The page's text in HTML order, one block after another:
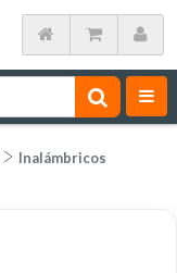
Inalámbricos